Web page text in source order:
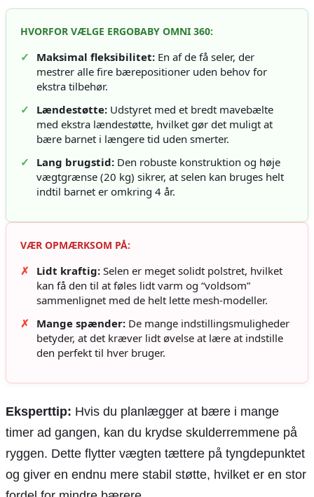
HVORFOR VÆLGE ERGOBABY OMNI 360:
✓ Maksimal fleksibilitet: En af de få seler, der
mestrer alle fire bærepositioner uden behov for
ekstra tilbehør.
✓
Lændestøtte: Udstyret med et bredt mavebælte
med ekstra lændestøtte, hvilket gør det muligt at
bære barnet i længere tid uden smerter.
✓
Lang brugstid: Den robuste konstruktion og høje
vægtgrænse (20 kg) sikrer, at selen kan bruges helt
indtil barnet er omkring 4 år.
VÆR OPMÆRKSOM PÅ:
✗ Lidt kraftig: Selen er meget solidt polstret, hvilket
kan få den til at føles lidt varm og “voldsom”
sammenlignet med de helt lette mesh-modeller.
✗
Mange spænder: De mange indstillingsmuligheder
betyder, at det kræver lidt øvelse at lære at indstille
den perfekt til hver bruger.
Eksperttip: Hvis du planlægger at bære i mange
timer ad gangen, kan du krydse skulderremmene på
ryggen. Dette flytter vægten tættere på tyngdepunktet
og giver en endnu mere stabil støtte, hvilket er en stor